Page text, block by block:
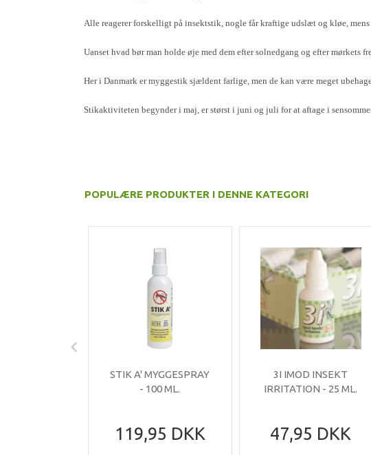
Alle reagerer forskelligt på insektstik, nogle får kraftige udslæt og kløe, mens
Uanset hvad bør man holde øje med dem efter solnedgang og efter mørkets
Her i Danmark er myggestik sjældent farlige, men de kan være meget
Stikaktiviteten begynder i maj, er størst i juni og juli for at aftage i
POPULÆRE PRODUKTER I DENNE KATEGORI
STIK A' MYGGESPRAY
- 100 ML.
119,95 DKK
3I IMOD INSEKT
IRRITATION - 25 ML.
47,95 DKK